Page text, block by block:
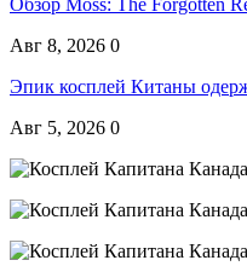
Авг 8, 2026 0
Эпик косплей Китаны
Авг 5, 2026 0